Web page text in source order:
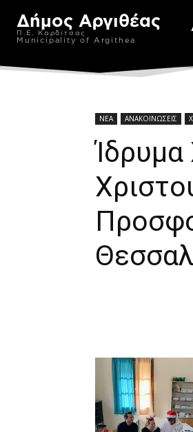
Δήμος Αργιθέας
Π.Ε. Καρδίτσας
Municipality of Argithea
ΝΕΑ ΑΝΑΚΟΙΝΩΣΕΙΣ